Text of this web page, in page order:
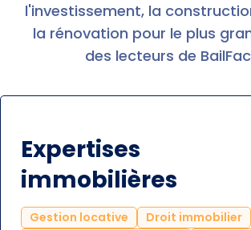
l'investissement, la
la rénovation pour le plus
des lecteurs de
Expertises
immobilières
Gestion locative
Droit immobilier